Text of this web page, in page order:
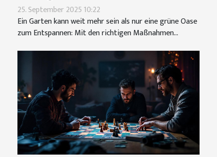
25. September 2025 10:22
Ein Garten kann weit mehr sein als nur eine grüne Oase
zum Entspannen: Mit den richtigen Maßnahmen...